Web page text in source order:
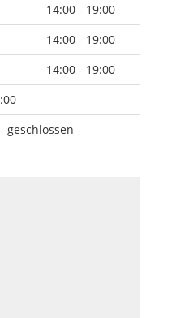
14:00 - 19:00
14:00 - 19:00
14:00 - 19:00
- geschlossen -